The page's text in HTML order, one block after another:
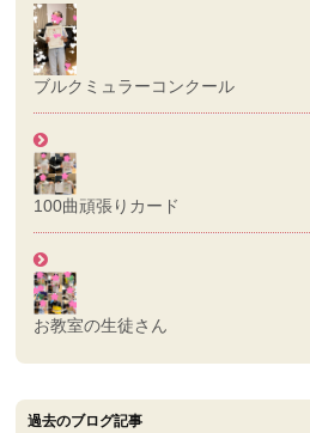
ブルクミュラーコンクール
100曲頑張りカード
お教室の生徒さん
過去のブログ記事